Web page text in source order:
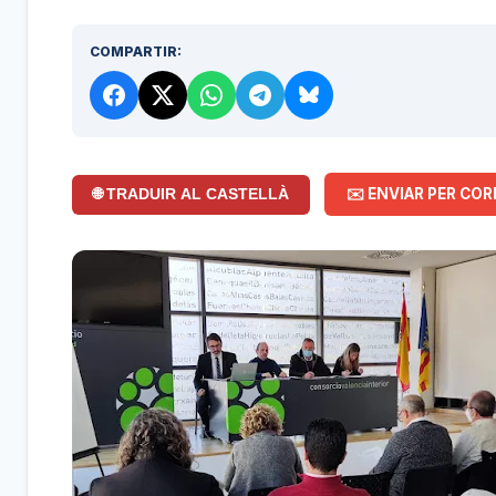
COMPARTIR:
🌐 TRADUIR AL CASTELLÀ ✉️ ENVIAR PER